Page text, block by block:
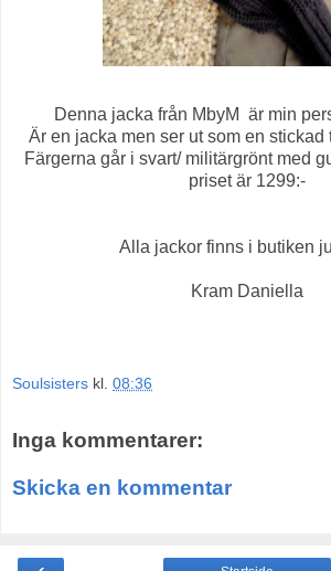
Denna jacka från MbyM är min
Är en jacka men ser ut som en stickad
Färgerna går i svart/ militärgrönt med
priset är 1299:-
Alla jackor finns i butiken
Kram Daniella
Soulsisters kl. 08:36
Inga kommentarer:
Skicka en kommentar